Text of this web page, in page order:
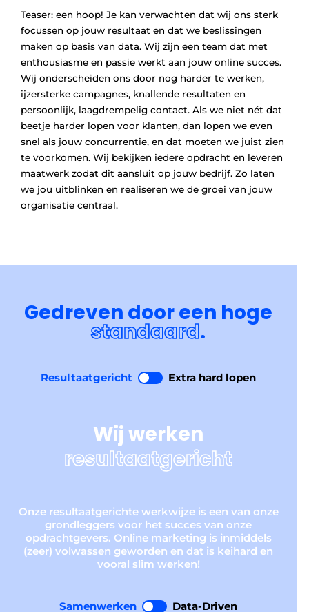
Teaser: een hoop! Je kan verwachten dat wij ons sterk
focussen op jouw resultaat en dat we beslissingen
maken op basis van data. Wij zijn een team dat met
enthousiasme en passie werkt aan jouw online succes.
Wij onderscheiden ons door nog harder te werken,
ijzersterke campagnes, knallende resultaten en
persoonlijk, laagdrempelig contact. Als we niet nét dat
beetje harder lopen voor klanten, dan lopen we even
snel als jouw concurrentie, en dat moeten we juist zien
te voorkomen. Wij bekijken iedere opdracht en leveren
maatwerk zodat dit aansluit op jouw bedrijf. Zo laten
we jou uitblinken en realiseren we de groei van jouw
organisatie centraal.
Gedreven door een hoge
standaard.
Resultaatgericht Extra hard lopen
Wij werken
resultaatgericht
Onze resultaatgerichte werkwijze is een van onze
grondleggers voor het succes van onze
opdrachtgevers. Online marketing is inmiddels
(zeer) volwassen geworden en dat is keihard en
vooral slim werken!
Samenwerken Data-Driven